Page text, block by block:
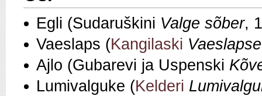
Egli (Sudaruškini Valge sõber,
Vaeslaps (Kangilaski
Ajlo (Gubarevi ja Uspenski
Lumivalguke (Kelderi